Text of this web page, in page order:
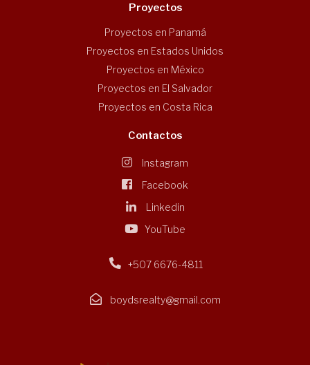
Proyectos
Proyectos en Panamá
Proyectos en Estados Unidos
Proyectos en México
Proyectos en El Salvador
Proyectos en Costa Rica
Contactos
Instagram
Facebook
Linkedin
YouTube
+507 6676-4811
boydsrealty@gmail.com